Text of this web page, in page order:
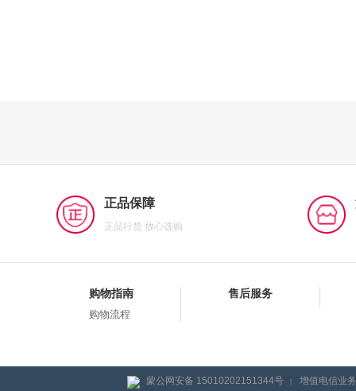
正品保障
正品行货 放心选购
购物指南
购物流程
售后服务
蒙公网安备 15010202151344号 | 增值电信业